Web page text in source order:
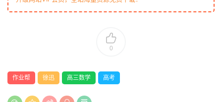
0
作业帮 徐迅 高三数学 高考